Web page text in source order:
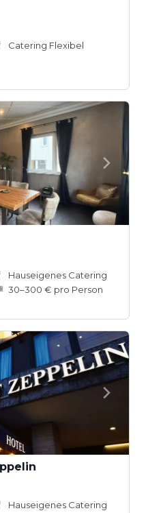
Catering Flexibel
Hauseigenes Catering
30–300 € pro Person
Hauseigenes Catering